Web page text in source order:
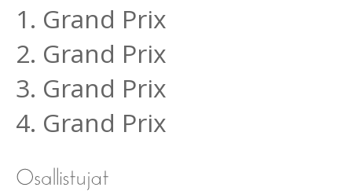
1. Grand Prix
2. Grand Prix
3. Grand Prix
4. Grand Prix